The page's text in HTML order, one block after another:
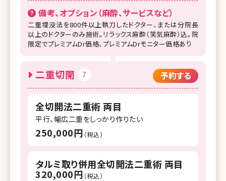
備考、オプション（麻酔、サービスなど）
二重埋没法を800件以上執刀したドクター、または分院長
以上のドクターのみ施術。リラックス麻酔（笑気麻酔）込。院
限定でプレミアムDr価格、プレミアムDrモニター価格あり
二重切開 7 予約する
全切開法二重術 両目
平行、幅広二重をしっかり作りたい
250,000円 （税込）
タルミ取り併用全切開法二重術 両目
320,000円 （税込）